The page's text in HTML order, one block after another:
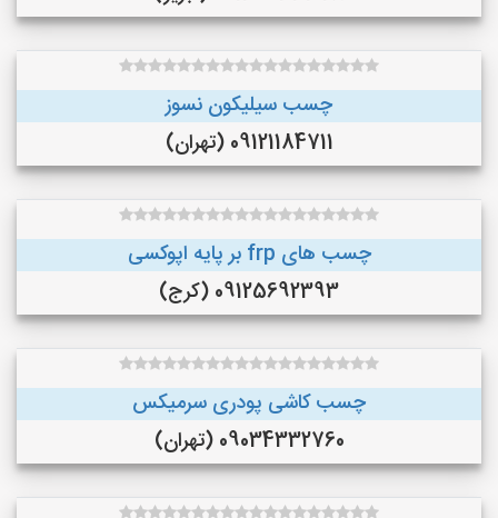
چسب سیلیکون نسوز
09121184711 (تهران)
چسب های frp بر پایه اپوکسی
09125692393 (کرج)
چسب کاشی پودری سرمیکس
09034332760 (تهران)